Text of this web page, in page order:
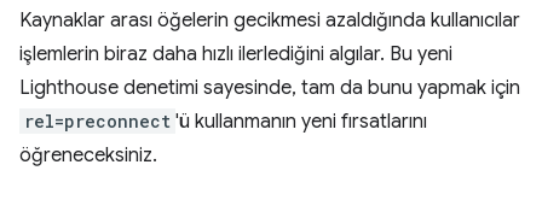
Kaynaklar arası öğelerin gecikmesi azaldığında kullanıcılar
işlemlerin biraz daha hızlı ilerlediğini algılar. Bu yeni
Lighthouse denetimi sayesinde, tam da bunu yapmak için
rel=preconnect 'ü kullanmanın yeni fırsatlarını
öğreneceksiniz.